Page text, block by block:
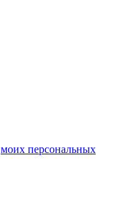
моих персональных